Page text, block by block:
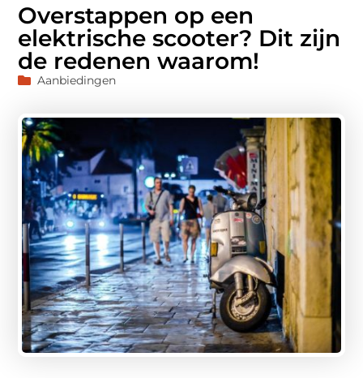
Overstappen op een
elektrische scooter? Dit zijn
de redenen waarom!
Aanbiedingen